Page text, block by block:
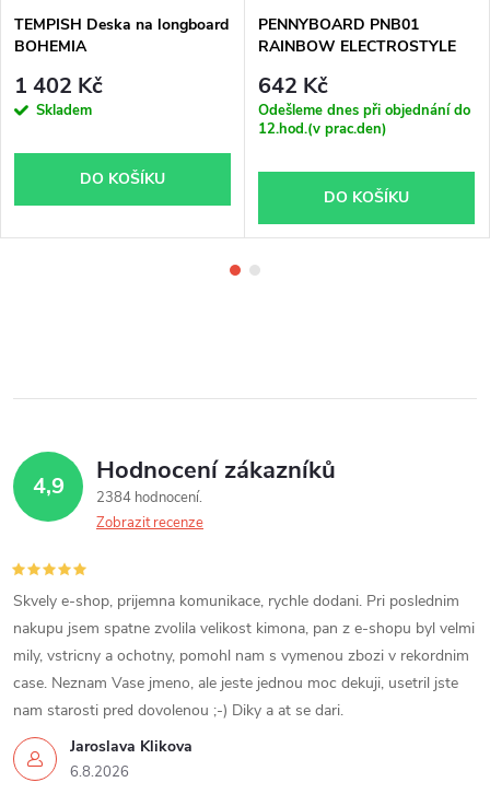
TEMPISH Deska na longboard
BOHEMIA
1 402 Kč
Skladem
DO KOŠÍKU
PENNYBOARD PNB01
RAINBOW ELECTROSTYLE
642 Kč
Odešleme dnes při objednání do
12.hod.(v prac.den)
DO KOŠÍKU
4,9 Hodnocení zákazníků
2384 hodnocení
Zobrazit recenze
Jaroslava Klikova
6.8.2026
Skvely e-shop, prijemna komunikace, rychle dodani. Pri poslednim
nakupu jsem spatne zvolila velikost kimona, pan z e-shopu byl velmi
mily, vstricny a ochotny, pomohl nam s vymenou zbozi v rekordnim
case. Neznam Vase jmeno, ale jeste jednou moc dekuji, usetril jste
nam starosti pred dovolenou ;-) Diky a at se dari.